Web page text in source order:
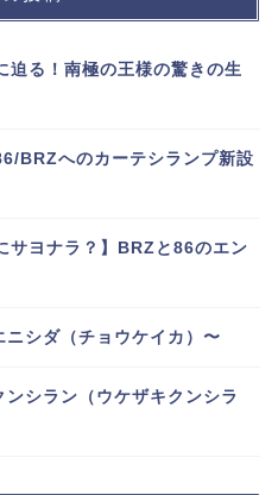
迫る！南極の王様の驚きの生
BRZへのカーテシランプ新設
サヨナラ？】BRZと86のエン
ニシダ（チョウケイカ）〜
ンシラン（ウケザキクンシラ